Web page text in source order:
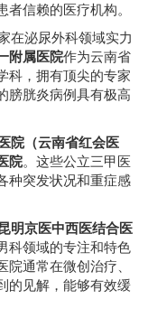
信赖的医疗机构。
在泌尿外科领域实力
附属医院作为云南省
科，拥有顶尖的专家
膀胱炎病例具有极高
院（云南省红会医
院。这些公立三甲医
种突发状况和重症感
明京医中西医结合医
科领域的专注和特色
通常在微创治疗、
的见解，能够有效缓